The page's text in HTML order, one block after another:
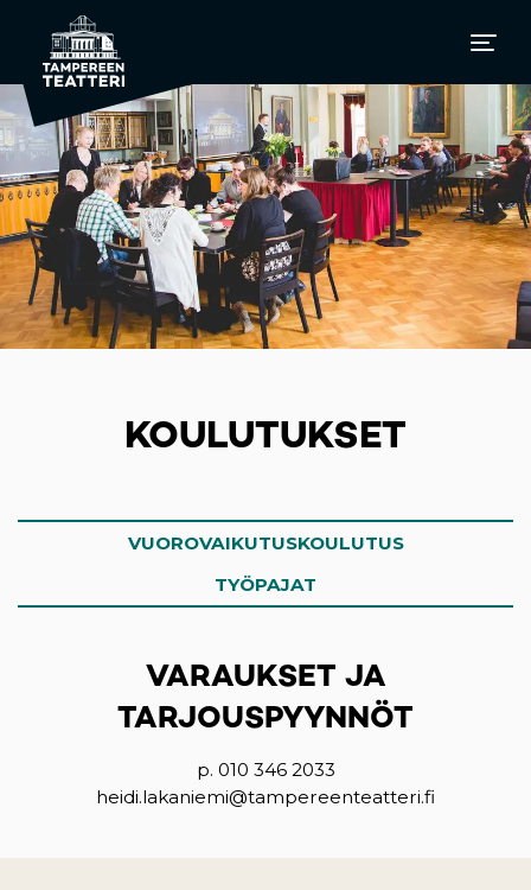
KOULUTUKSET
VUOROVAIKUTUSKOULUTUS
TYÖPAJAT
VARAUKSET JA
TARJOUSPYYNNÖT
p. 010 346 2033
heidi.lakaniemi@tampereenteatteri.fi